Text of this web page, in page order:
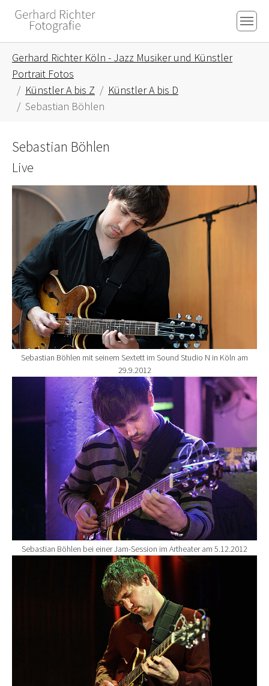
Skip to main content
Skip to page footer
Gerhard Richter Köln - Jazz Musiker und Künstler
Portrait Fotos
Künstler A bis Z
Künstler A bis D
Sebastian Böhlen
Sebastian Böhlen
Live
Show larger version for:
Sebastian Böhlen mit seinem Sextett im Sound Studio N in Köln am
29.9.2012
Show larger version for:
Sebastian Böhlen bei einer Jam-Session im Artheater am 5.12.2012
Show larger version for: